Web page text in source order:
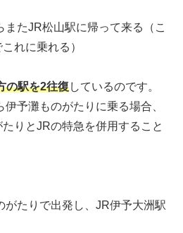
またJR松山駅に帰って来る（こ
れに乗れる）
の駅を2往復しているのです。
予灘ものがたりに乗る場合、
りとJRの特急を併用すること
がたりで出発し、JR伊予大洲駅